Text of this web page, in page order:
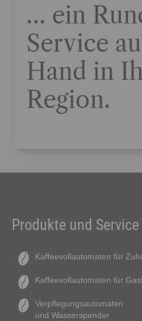
… ein
Service
Hand in
Region.
Produkte und Service
Kaffeevollautomaten für
Kaffeevollautomaten für
Verpflegungsautomaten
und Wasserspender